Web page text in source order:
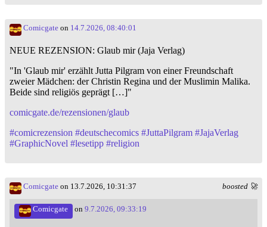
Comicgate on 14.7.2026, 08:40:01
NEUE REZENSION: Glaub mir (Jaja Verlag)
"In 'Glaub mir' erzählt Jutta Pilgram von einer Freundschaft
zweier Mädchen: der Christin Regina und der Muslimin Malika.
Beide sind religiös geprägt […]"
comicgate.de/rezensionen/glaub
#comicrezension #deutschecomics #JuttaPilgram #JajaVerlag
#GraphicNovel #lesetipp #religion
boosted 🚀
Comicgate on 13.7.2026, 10:31:37
Comicgate on 9.7.2026, 09:33:19